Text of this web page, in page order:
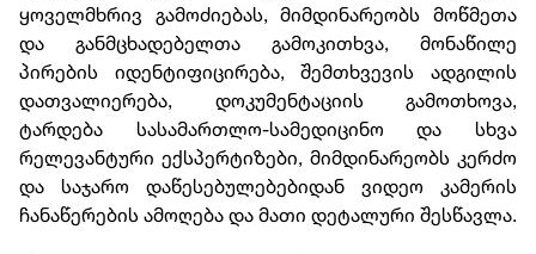
ყოველმხრივ გამოძიებას, მიმდინარეობს მოწმეთა
და განმცხადებელთა გამოკითხვა, მონაწილე
პირების იდენტიფიცირება, შემთხვევის ადგილის
დათვალიერება, დოკუმენტაციის გამოთხოვა,
ტარდება სასამართლო-სამედიცინო და სხვა
რელევანტური ექსპერტიზები, მიმდინარეობს კერძო
და საჯარო დაწესებულებებიდან ვიდეო კამერის
ჩანაწერების ამოღება და მათი დეტალური შესწავლა.